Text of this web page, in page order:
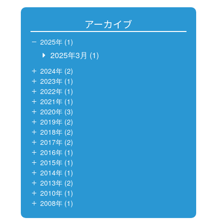
アーカイブ
2025年 (1)
2025年3月 (1)
2024年 (2)
2023年 (1)
2022年 (1)
2021年 (1)
2020年 (3)
2019年 (2)
2018年 (2)
2017年 (2)
2016年 (1)
2015年 (1)
2014年 (1)
2013年 (2)
2010年 (1)
2008年 (1)